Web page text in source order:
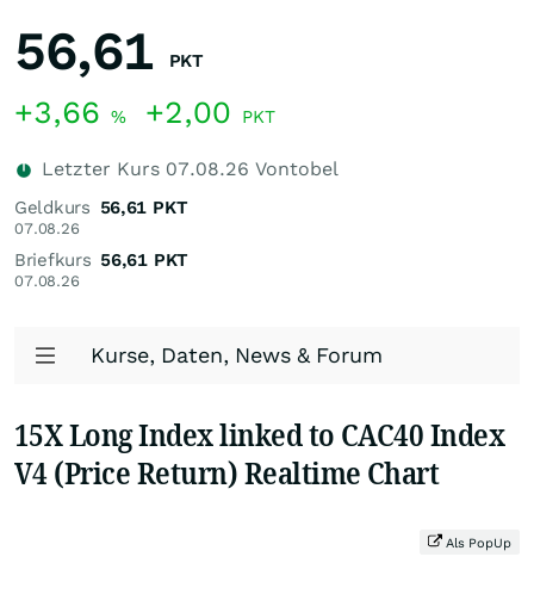
56,61 PKT
+3,66 % +2,00 PKT
Letzter Kurs 07.08.26 Vontobel
Geldkurs
07.08.26
56,61 PKT
Briefkurs
07.08.26
56,61 PKT
Kurse, Daten, News & Forum
15X Long Index linked to CAC40 Index
V4 (Price Return) Realtime Chart
Als PopUp